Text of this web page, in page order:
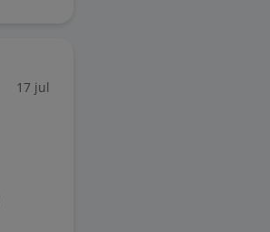
17 jul